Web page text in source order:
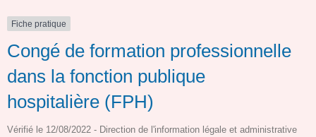
Fiche pratique
Congé de formation professionnelle
dans la fonction publique
hospitalière (FPH)
Vérifié le 12/08/2022 - Direction de l'information légale et administrative